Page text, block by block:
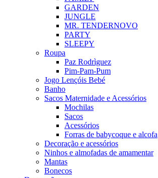
GARDEN
JUNGLE
MR. TENDERNOVO
PARTY
SLEEPY
Roupa
Paz Rodrìguez
Pim-Pam-Pum
Jogo Lençóis Bebé
Banho
Sacos Maternidade e Acessórios
Mochilas
Sacos
Acessórios
Forras de babycoque e alcofa
Decoração e acessórios
Ninhos e almofadas de amamentar
Mantas
Bonecos